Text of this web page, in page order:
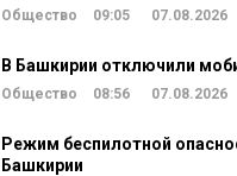
Общество 09:05 07.08.2026
В Башкирии отключили
Общество 08:56 07.08.2026
Режим беспилотной
Башкирии